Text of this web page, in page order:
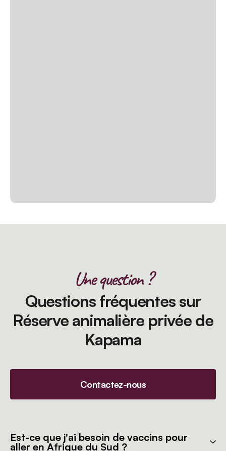
Une question ?
Questions fréquentes sur
Réserve animalière privée de
Kapama
Contactez-nous
Est-ce que j'ai besoin de vaccins pour
aller en Afrique du Sud ?